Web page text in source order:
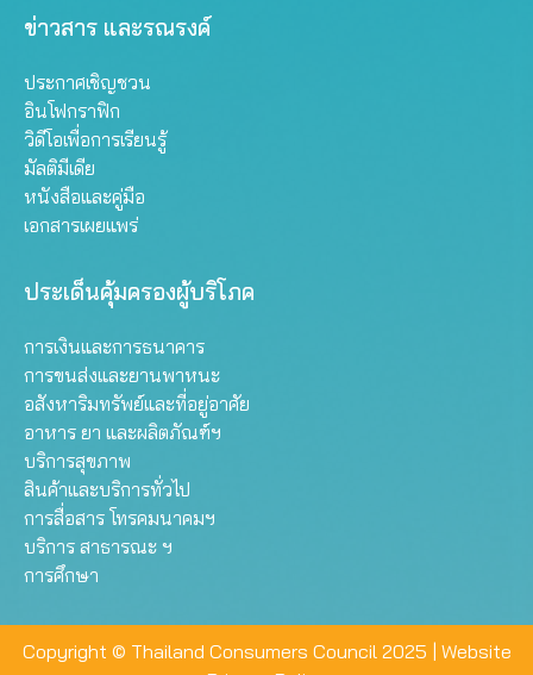
ข่าวสาร และรณรงค์
ประกาศเชิญชวน
อินโฟกราฟิก
วิดีโอเพื่อการเรียนรู้
มัลติมีเดีย
หนังสือและคู่มือ
เอกสารเผยแพร่
ประเด็นคุ้มครองผู้บริโภค
การเงินและการธนาคาร
การขนส่งและยานพาหนะ
อสังหาริมทรัพย์และที่อยู่อาศัย
อาหาร ยา และผลิตภัณฑ์ฯ
บริการสุขภาพ
สินค้าและบริการทั่วไป
การสื่อสาร โทรคมนาคมฯ
บริการ สาธารณะ ฯ
การศึกษา
Copyright © Thailand Consumers Council 2025 | Website